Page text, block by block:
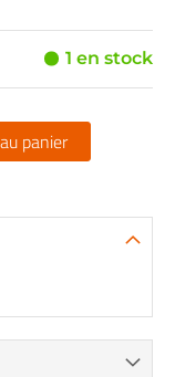
1 en stock
panier